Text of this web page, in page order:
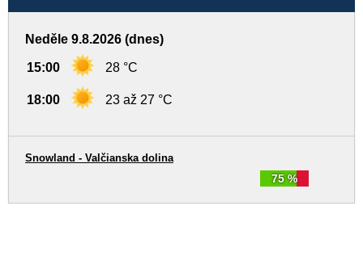
Neděle 9.8.2026 (dnes)
15:00 28 °C
18:00 23 až 27 °C
75 %
Snowland - Valčianska dolina